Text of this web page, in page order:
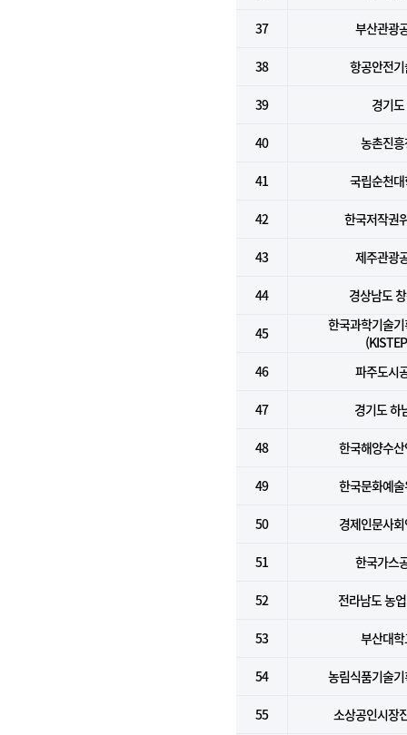
37 부산관광
38 항공안전
39 경기도
40 농촌진
41 국립순천
42 한국저작권
43 제주관광
44 경상남도
45
한국과학기술
46
파주도시
47 경기도 하
48 한국해양수
49 한국문화예
50 경제인문사
51 한국가스
52 전라남도 농
53 부산대
54 농림식품기술
55 소상공인시장